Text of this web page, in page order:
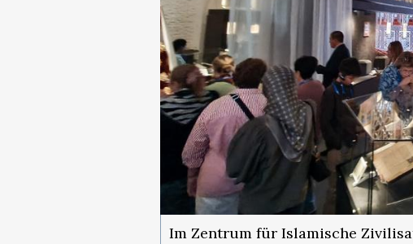
Im Zentrum für Islamische